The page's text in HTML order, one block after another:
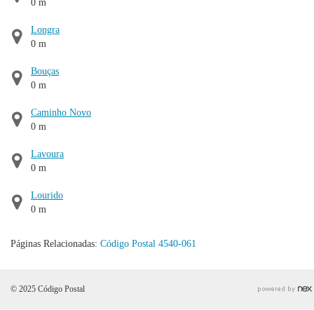
0 m
Longra
0 m
Bouças
0 m
Caminho Novo
0 m
Lavoura
0 m
Lourido
0 m
Páginas Relacionadas: Código Postal 4540-061
© 2025 Código Postal